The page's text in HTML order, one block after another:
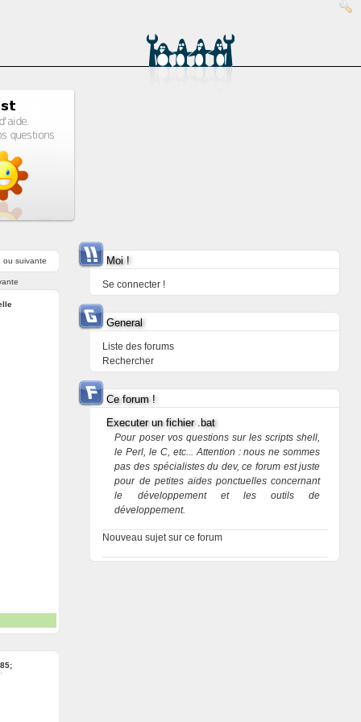
ou suivante Moi !
Se connecter !
General
Liste des forums
Rechercher
Ce forum !
Executer un fichier .bat
Pour poser vos questions sur les scripts shell,
le Perl, le C, etc... Attention : nous ne sommes
pas des spécialistes du dev, ce forum est juste
pour de petites aides ponctuelles concernant
le développement et les outils de
développement.
Nouveau sujet sur ce forum